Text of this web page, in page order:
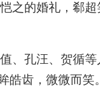
之的婚礼，郗超
、孔汪、贺循等
皓齿，微微而笑。